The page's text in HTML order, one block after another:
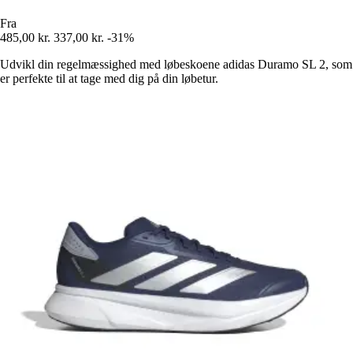
Fra
485,00 kr. 337,00 kr. -31%
Udvikl din regelmæssighed med løbeskoene adidas Duramo SL 2, som
er perfekte til at tage med dig på din løbetur.